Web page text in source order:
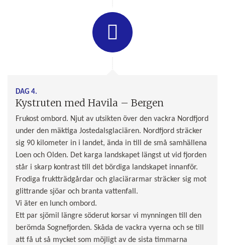
DAG 4.
Kystruten med Havila – Bergen
Frukost ombord. Njut av utsikten över den vackra Nordfjord
under den mäktiga Jostedalsglaciären. Nordfjord sträcker
sig 90 kilometer in i landet, ända in till de små samhällena
Loen och Olden. Det karga landskapet längst ut vid fjorden
står i skarp kontrast till det bördiga landskapet innanför.
Frodiga fruktträdgårdar och glaciärarmar sträcker sig mot
glittrande sjöar och branta vattenfall.
Vi äter en lunch ombord.
Ett par sjömil längre söderut korsar vi mynningen till den
berömda Sognefjorden. Skåda de vackra vyerna och se till
att få ut så mycket som möjligt av de sista timmarna